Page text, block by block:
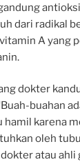
dari radikal
A yang
dokter
buahan
karena
oleh
atau ahli